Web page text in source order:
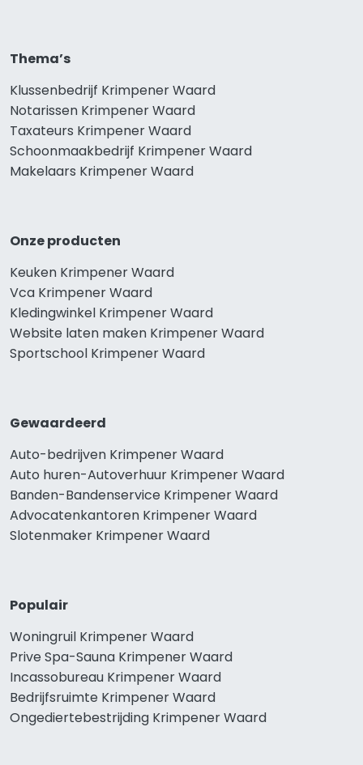
Thema’s
Klussenbedrijf Krimpener Waard
Notarissen Krimpener Waard
Taxateurs Krimpener Waard
Schoonmaakbedrijf Krimpener Waard
Makelaars Krimpener Waard
Onze producten
Keuken Krimpener Waard
Vca Krimpener Waard
Kledingwinkel Krimpener Waard
Website laten maken Krimpener Waard
Sportschool Krimpener Waard
Gewaardeerd
Auto-bedrijven Krimpener Waard
Auto huren-Autoverhuur Krimpener Waard
Banden-Bandenservice Krimpener Waard
Advocatenkantoren Krimpener Waard
Slotenmaker Krimpener Waard
Populair
Woningruil Krimpener Waard
Prive Spa-Sauna Krimpener Waard
Incassobureau Krimpener Waard
Bedrijfsruimte Krimpener Waard
Ongediertebestrijding Krimpener Waard